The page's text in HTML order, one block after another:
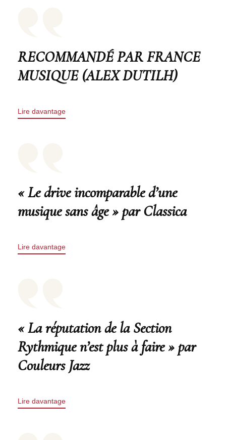
RECOMMANDÉ PAR FRANCE
MUSIQUE (ALEX DUTILH)
Lire davantage
« Le drive incomparable d’une
musique sans âge » par Classica
Lire davantage
« La réputation de la Section
Rythmique n’est plus à faire » par
Couleurs Jazz
Lire davantage